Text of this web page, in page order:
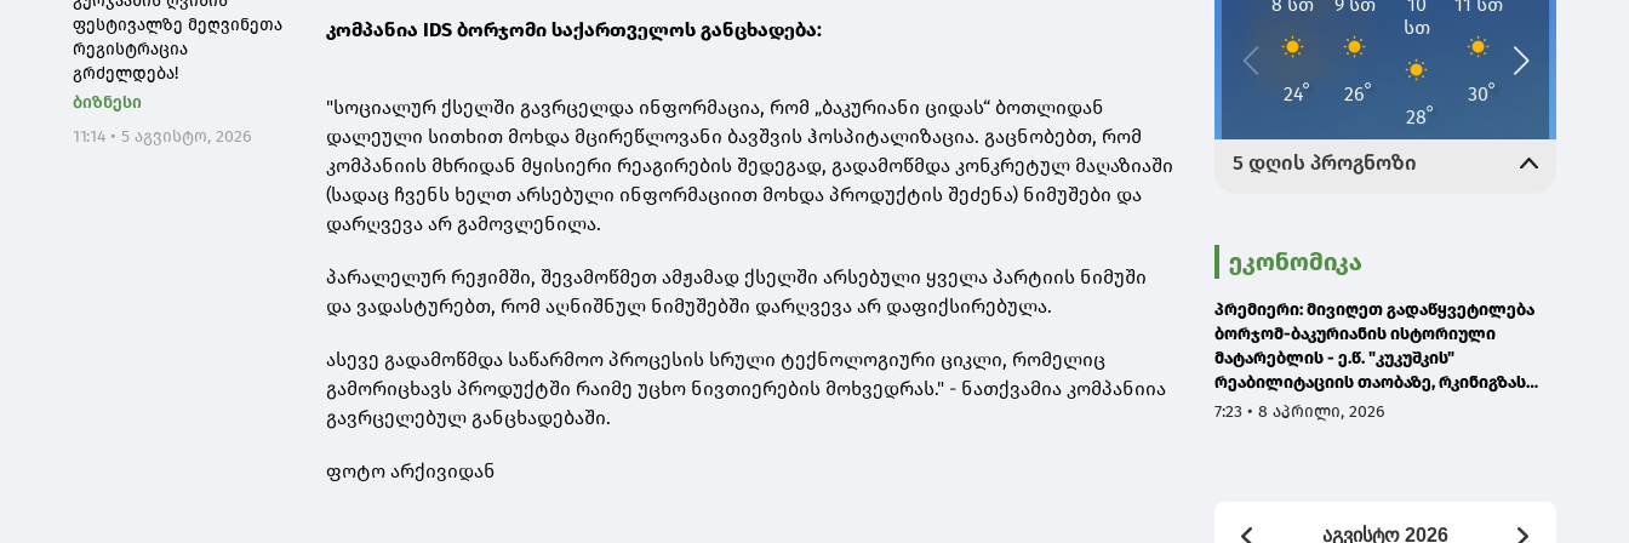
წარმატებისა და
ეროვნული ბანკის
წარმატებული
საქმიანობის შედეგია
ფესტივალზე მეღვინეთა
რეგისტრაცია
გრძელდება!
ბიზნესი
11:14 • 5 აგვისტო, 2026
კომპანია IDS ბორჯომი საქართველოს განცხადება:
"სოციალურ ქსელში გავრცელდა ინფორმაცია, რომ „ბაკურიანი ციდას“ ბოთლიდან
დალეული სითხით მოხდა მცირეწლოვანი ბავშვის ჰოსპიტალიზაცია. გაცნობებთ, რომ
კომპანიის მხრიდან მყისიერი რეაგირების შედეგად, გადამოწმდა კონკრეტულ მაღაზიაში
(სადაც ჩვენს ხელთ არსებული ინფორმაციით მოხდა პროდუქტის შეძენა) ნიმუშები და
დარღვევა არ გამოვლენილა.
პარალელურ რეჟიმში, შევამოწმეთ ამჟამად ქსელში არსებული ყველა პარტიის ნიმუში
და ვადასტურებთ, რომ აღნიშნულ ნიმუშებში დარღვევა არ დაფიქსირებულა.
ასევე გადამოწმდა საწარმოო პროცესის სრული ტექნოლოგიური ციკლი, რომელიც
გამორიცხავს პროდუქტში რაიმე უცხო ნივთიერების მოხვედრას." - ნათქვამია კომპანიია
გავრცელებულ განცხადებაში.
ფოტო არქივიდან
ეკონომიკა
პრემიერი: მივიღეთ გადაწყვეტილება
ბორჯომ-ბაკურიანის ისტორიული
მატარებლის - ე.წ. "კუკუშკის"
რეაბილიტაციის თაობაზე, რკინიგზას
ასევე დაემატება თბილისის-ქუთაისის
7:23 • 8 აპრილი, 2026
აგვისტო 2026